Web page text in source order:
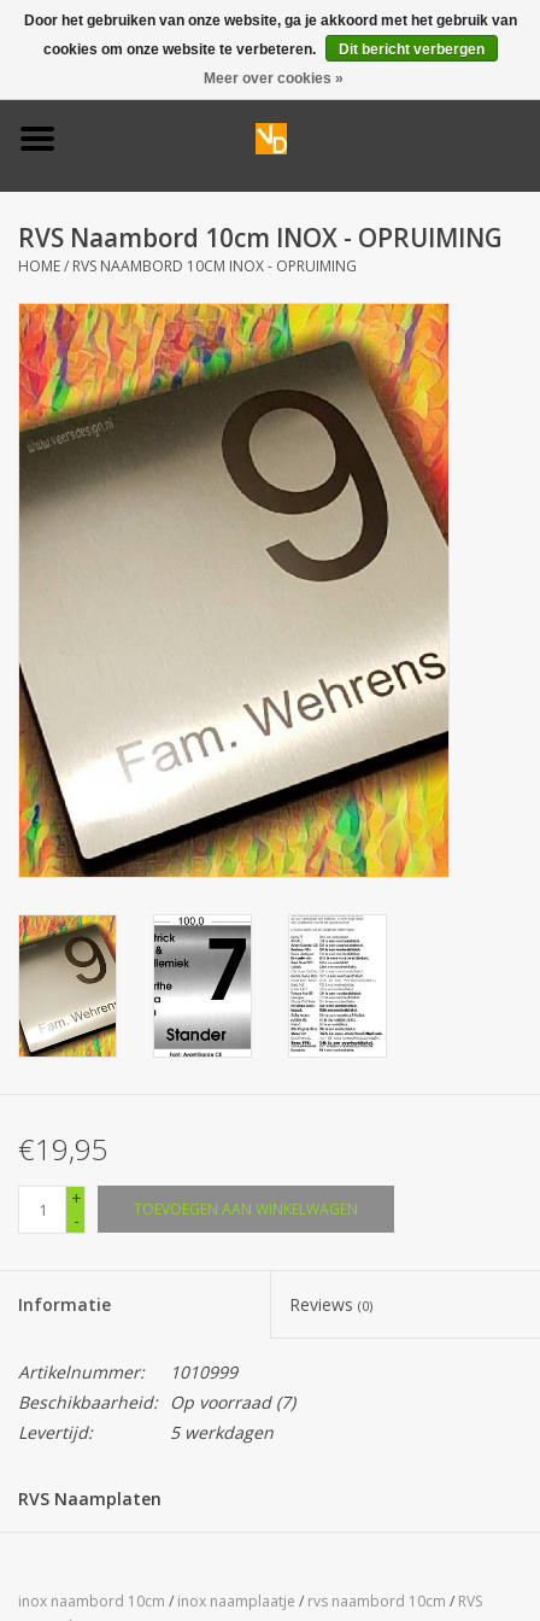
0 Artikelen - €0,00
Deurbel 304
Huisnummers
Naamplaten
Opruiming
RVS Naambord 10cm INOX - OPRUIMING
HOME/ RVS NAAMBORD 10CM INOX - OPRUIMING
€19,95
+
-
TOEVOEGEN AAN WINKELWAGEN
Informatie Reviews (0)
Artikelnummer:
1010999
Beschikbaarheid:
Op voorraad(7)
Levertijd:
5 werkdagen
RVS Naamplaten
Altijd geheel gratis een opzet van het rvs naambord 10cm.
inox naambord 10cm / inox naamplaatje / rvs naambord 10cm / RVS
Door het gebruiken van onze website, ga je akkoord met het gebruik van
cookies om onze website te verbeteren.
Dit bericht verbergen
Meer over cookies »